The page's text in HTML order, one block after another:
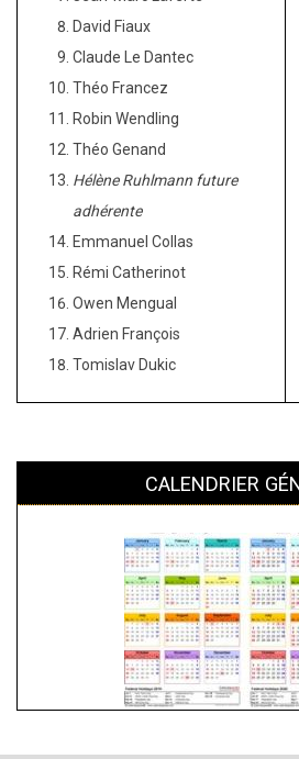
David Fiaux
Claude Le Dantec
Théo Francez
Robin Wendling
Théo Genand
Hélène Ruhlmann future
adhérente
Emmanuel Collas
Rémi Catherinot
Owen Mengual
Adrien François
Tomislav Dukic
CALENDRIER